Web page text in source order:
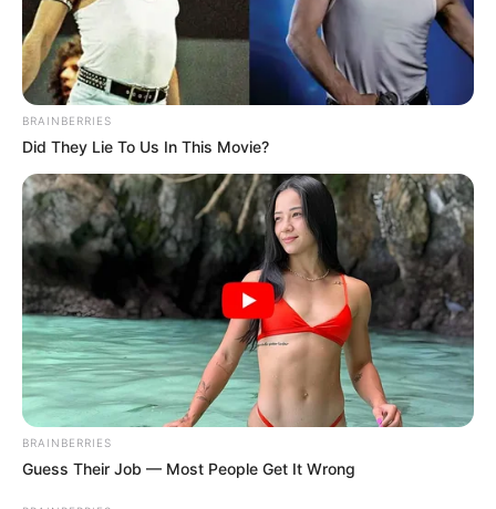
BRAINBERRIES
Did They Lie To Us In This Movie?
BRAINBERRIES
Guess Their Job — Most People Get It Wrong